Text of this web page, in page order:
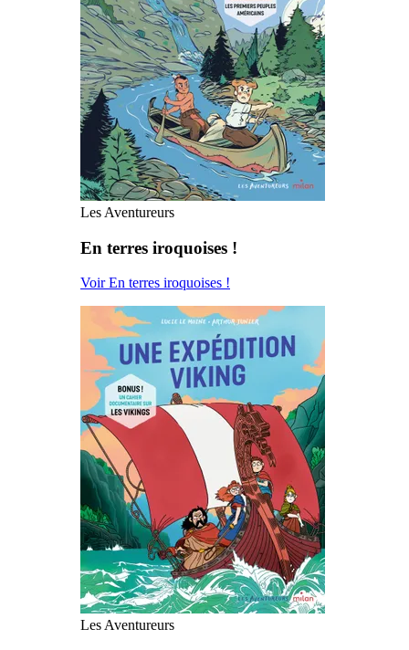
Les Aventureurs
En terres iroquoises !
Voir En terres iroquoises !
Les Aventureurs